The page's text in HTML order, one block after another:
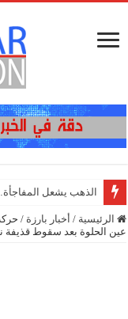
الرئيسية / أخبار بارزة /
عين الحلوة بعد سقوط قذيفة